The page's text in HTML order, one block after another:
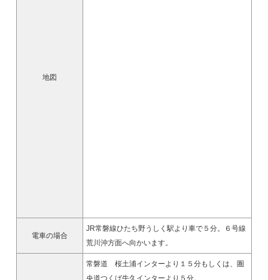
地図
電車の場合
JR常磐線ひたち野うしく駅より車で５分。６号線
荒川沖方面へ向かいます。
常磐道 桜土浦インターより１５分もしくは、圏
央道つくば牛久インターより５分。